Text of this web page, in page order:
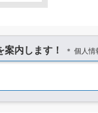
内します！ ＊ 個人